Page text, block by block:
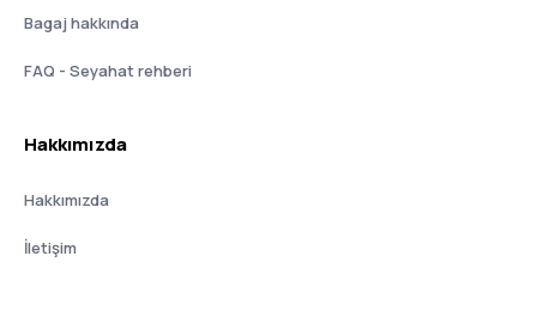
Bagaj hakkında
FAQ - Seyahat rehberi
Hakkımızda
Hakkımızda
İletişim